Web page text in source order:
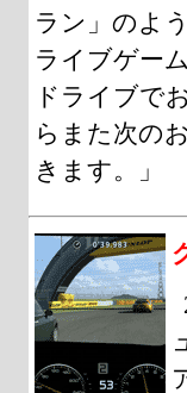
ラン」のよ
ライブゲー
ドライブで
らまた次の
きます。」